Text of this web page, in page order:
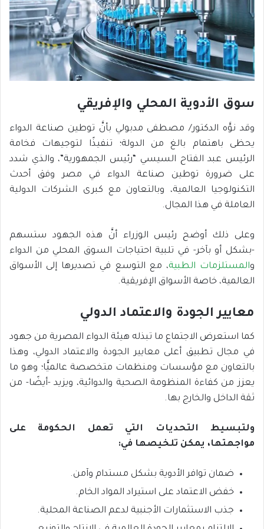
سوق الأدوية المحلي والإفريقي
وقد نوَّه الدكتور/ مصطفى مدبولي بأنَّ توطين صناعة الدواء
يحظى باهتمام بالغ من الدولة؛ تنفيذًا لتوجيهات فخامة
الرئيس عبد الفتاح السيسي “رئيس الجمهورية”، والذي شدد
على ضرورة توطين صناعة الدواء في مصر وفق أحدث
التكنولوجيا العالمية، وبالتعاون مع كبرى الشركات الدولية
العاملة في هذا المجال.
وعلى ذلك أوضح رئيس الوزراء أنَّ هذه الجهود ستسهم
-بشكل أو بآخر- في تلبية احتياجات السوق المحلي من الدواء
والمستلزمات الطبية، مع التوسع في تصديرها إلى الأسواق
العالمية، خاصة الأسواق الإفريقية.
معايير الجودة والاعتماد الدولي
كما استعرض الاجتماع ما تبذله هيئة الدواء المصرية من جهود
في مجال تطبيق أعلى معايير الجودة والاعتماد الدولي، وهذا
بالتعاون مع مؤسسات ومنظمات متخصصة عالميًّا؛ وهو ما
يعزز من كفاءة المنظومة الصحية والدوائية، ويزيد -أيضًا- من
ثقة الداخل والخارج بها.
ولتبسيط التحديات التي تعمل الحكومة على
مواجهتها، يمكن تلخيصها في:
ضمان توافر الأدوية بشكل مستدام وآمن.
خفض الاعتماد على استيراد المواد الخام.
جذب الاستثمارات الأجنبية لدعم الصناعة المحلية.